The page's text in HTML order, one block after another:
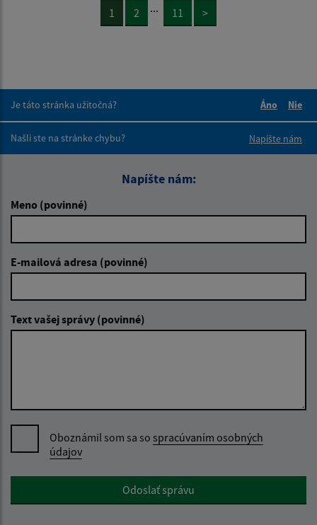
1 2 ... 11 >
Je táto stránka užitočná?
Áno
Nie
Našli ste na stránke chybu?
Napíšte nám
Napíšte nám:
Meno (povinné)
E-mailová adresa (povinné)
Text vašej správy (povinné)
Oboznámil som sa so spracúvaním osobných
údajov
Google reCaptcha ResponseOdoslať správu